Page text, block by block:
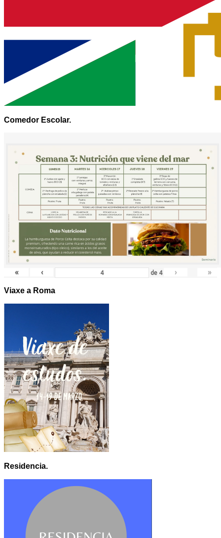
Comedor Escolar.
« ‹ de 4 › »
Viaxe a Roma
Residencia.